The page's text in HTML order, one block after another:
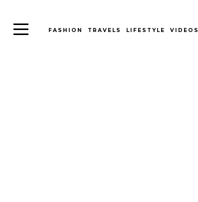
FASHION TRAVELS LIFESTYLE VIDEOS